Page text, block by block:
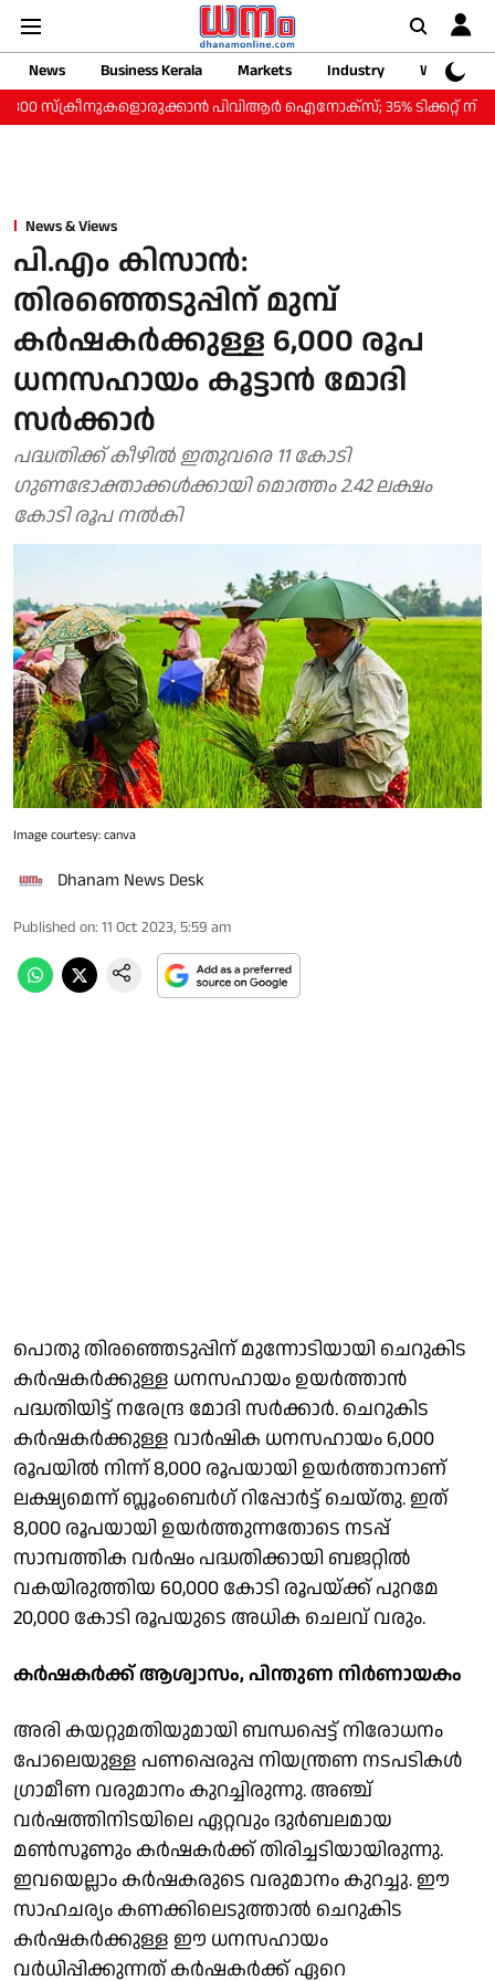
News Business Kerala Markets Industry
Web
സ്‌ക്രീനുകളൊരുക്കാന്‍ പിവിആര്‍ ഐനോക്‌സ്; 35% ടിക്കറ്റ് നിരക്ക്
News & Views
പി.എം കിസാന്‍:
തിരഞ്ഞെടുപ്പിന് മുമ്പ്
കര്‍ഷകര്‍ക്കുള്ള 6,000 രൂപ
ധനസഹായം കൂട്ടാന്‍ മോദി
സര്‍ക്കാര്‍
പദ്ധതിക്ക് കീഴില്‍ ഇതുവരെ 11 കോടി
ഗുണഭോക്താക്കള്‍ക്കായി മൊത്തം 2.42 ലക്ഷം
കോടി രൂപ നല്‍കി
Image courtesy: canva
Dhanam News Desk
Published on: 11 Oct 2023, 5:59 am
പൊതു തിരഞ്ഞെടുപ്പിന് മുന്നോടിയായി ചെറുകിട
കര്‍ഷകര്‍ക്കുള്ള ധനസഹായം ഉയര്‍ത്താന്‍
പദ്ധതിയിട്ട് നരേന്ദ്ര മോദി സര്‍ക്കാര്‍. ചെറുകിട
കര്‍ഷകര്‍ക്കുള്ള വാര്‍ഷിക ധനസഹായം 6,000
രൂപയില്‍ നിന്ന് 8,000 രൂപയായി ഉയര്‍ത്താനാണ്
ലക്ഷ്യമെന്ന് ബ്ലൂംബെര്‍ഗ് റിപ്പോര്‍ട്ട് ചെയ്തു. ഇത്
8,000 രൂപയായി ഉയര്‍ത്തുന്നതോടെ നടപ്പ്
സാമ്പത്തിക വര്‍ഷം പദ്ധതിക്കായി ബജറ്റില്‍
വകയിരുത്തിയ 60,000 കോടി രൂപയ്ക്ക് പുറമേ
20,000 കോടി രൂപയുടെ അധിക ചെലവ് വരും.
കര്‍ഷകര്‍ക്ക് ആശ്വാസം, പിന്തുണ നിര്‍ണായകം
അരി കയറ്റുമതിയുമായി ബന്ധപ്പെട്ട് നിരോധനം
പോലെയുള്ള പണപ്പെരുപ്പ നിയന്ത്രണ നടപടികള്‍
ഗ്രാമീണ വരുമാനം കുറച്ചിരുന്നു. അഞ്ച്
വര്‍ഷത്തിനിടയിലെ ഏറ്റവും ദുര്‍ബലമായ
മണ്‍സൂണും കര്‍ഷകര്‍ക്ക് തിരിച്ചടിയായിരുന്നു.
ഇവയെല്ലാം കര്‍ഷകരുടെ വരുമാനം കുറച്ചു. ഈ
സാഹചര്യം കണക്കിലെടുത്താല്‍ ചെറുകിട
കര്‍ഷകര്‍ക്കുള്ള ഈ ധനസഹായം
വര്‍ധിപ്പിക്കുന്നത് കര്‍ഷകര്‍ക്ക് ഏറെ